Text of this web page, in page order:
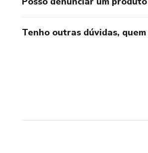
Tenho outras dúvidas,